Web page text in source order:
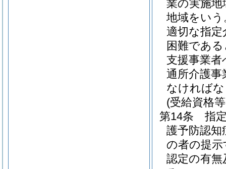
業の実施地
地域をい
適切な指
困難であ
支援事業者
通所介護
なければ
(受給資格
第14条
指
護予防認
の者の提
認定の有